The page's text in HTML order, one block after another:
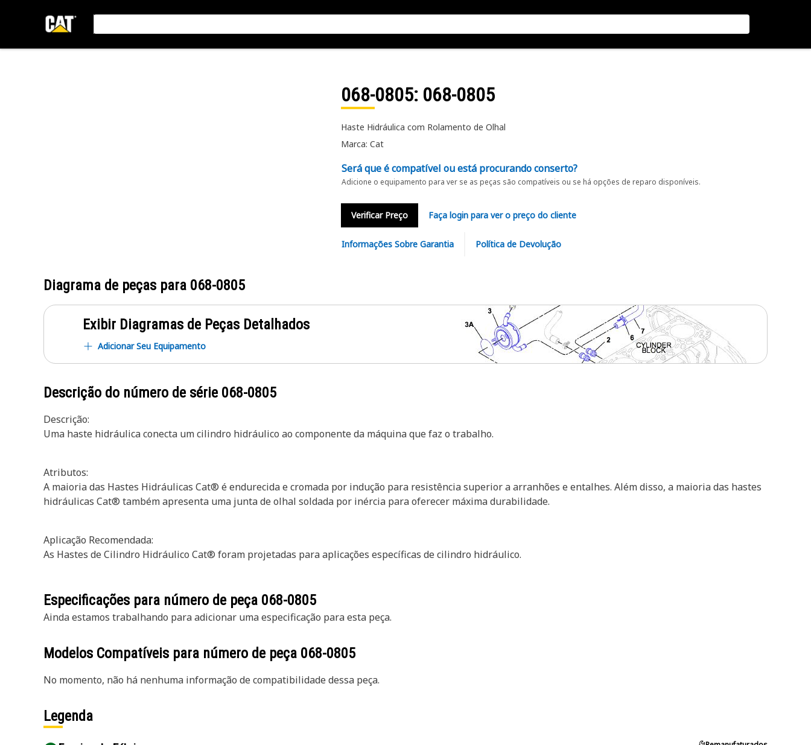
068-0805: 068-0805
Haste Hidráulica com Rolamento de Olhal
Marca: Cat
Será que é compatível ou está procurando conserto?
Adicione o equipamento para ver se as peças são compatíveis ou se há opções de reparo disponíveis.
Verificar Preço Faça login para ver o preço do cliente
Informações Sobre Garantia Política de Devolução
Diagrama de peças para 068-0805
Exibir Diagramas de Peças Detalhados
Adicionar Seu Equipamento
Descrição do número de série 068-0805
Descrição:
Uma haste hidráulica conecta um cilindro hidráulico ao componente da máquina que faz o trabalho.
Atributos:
A maioria das Hastes Hidráulicas Cat® é endurecida e cromada por indução para resistência superior a arranhões e entalhes. Além disso, a maioria das hastes
hidráulicas Cat® também apresenta uma junta de olhal soldada por inércia para oferecer máxima durabilidade.
Aplicação Recomendada:
As Hastes de Cilindro Hidráulico Cat® foram projetadas para aplicações específicas de cilindro hidráulico.
Especificações para número de peça 068-0805
Ainda estamos trabalhando para adicionar uma especificação para esta peça.
Modelos Compatíveis para número de peça 068-0805
No momento, não há nenhuma informação de compatibilidade dessa peça.
Legenda